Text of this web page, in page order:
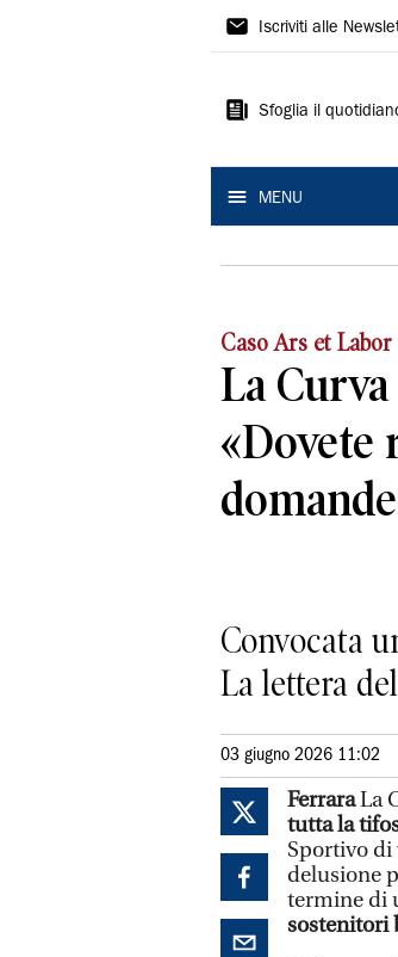
La
Ferrara
Iscriviti alle
Sfoglia il
MENU
Caso Ars et Labor
La
«Dovete
Convocata
La lettera
03 giugno 2026 11:02
FerraraLa
tutta la
Sportivo di
delusione
termine di
sostenitori